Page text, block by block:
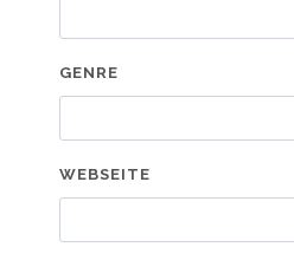
GENRE
WEBSEITE